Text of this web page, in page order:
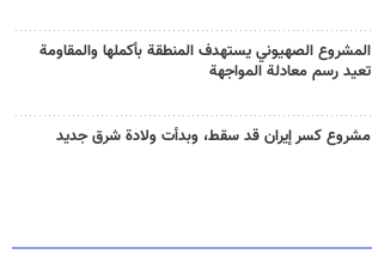
المشروع الصهيوني يستهدف المنطقة بأكملها والمقاومة
تعيد رسم معادلة المواجهة
مشروع كسر إيران قد سقط، وبدأت ولادة شرق جديد